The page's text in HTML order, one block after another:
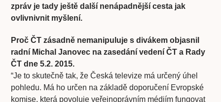
zpráv je tady ještě další nenápadnější cesta jak
ovlivnivnit myšlení.
Proč ČT zásadně nemanipuluje s divákem objasnil
radní Michal Janovec na zasedání vedení ČT a Rady
ČT dne 5.2. 2015.
“Je to skutečně tak, že Česká televize má určený úhel
pohledu. Má ho určen na základě doporučení­ Evropské
komise, která povoluje veřejnoprávní­m médií­m fungovat